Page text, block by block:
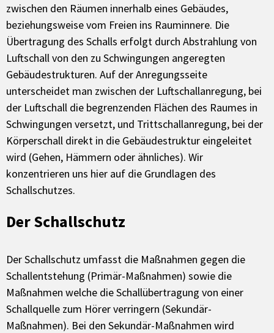
zwischen den Räumen innerhalb eines Gebäudes,
beziehungsweise vom Freien ins Rauminnere. Die
Übertragung des Schalls erfolgt durch Abstrahlung von
Luftschall von den zu Schwingungen angeregten
Gebäudestrukturen. Auf der Anregungsseite
unterscheidet man zwischen der Luftschallanregung, bei
der Luftschall die begrenzenden Flächen des Raumes in
Schwingungen versetzt, und Trittschallanregung, bei der
Körperschall direkt in die Gebäudestruktur eingeleitet
wird (Gehen, Hämmern oder ähnliches). Wir
konzentrieren uns hier auf die Grundlagen des
Schallschutzes.
Der Schallschutz
Der Schallschutz umfasst die Maßnahmen gegen die
Schallentstehung (Primär-Maßnahmen) sowie die
Maßnahmen welche die Schallübertragung von einer
Schallquelle zum Hörer verringern (Sekundär-
Maßnahmen). Bei den Sekundär-Maßnahmen wird